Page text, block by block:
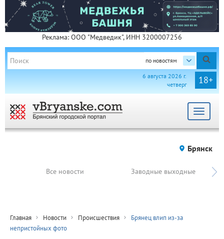
Реклама: ООО "Медведик", ИНН 3200007256
по новостям
18+
6 августа 2026 г.
четверг
Toggle
Брянск
Все новости Заводные выходные
Главная Новости Происшествия
Брянец влип из-за
непристойных фото